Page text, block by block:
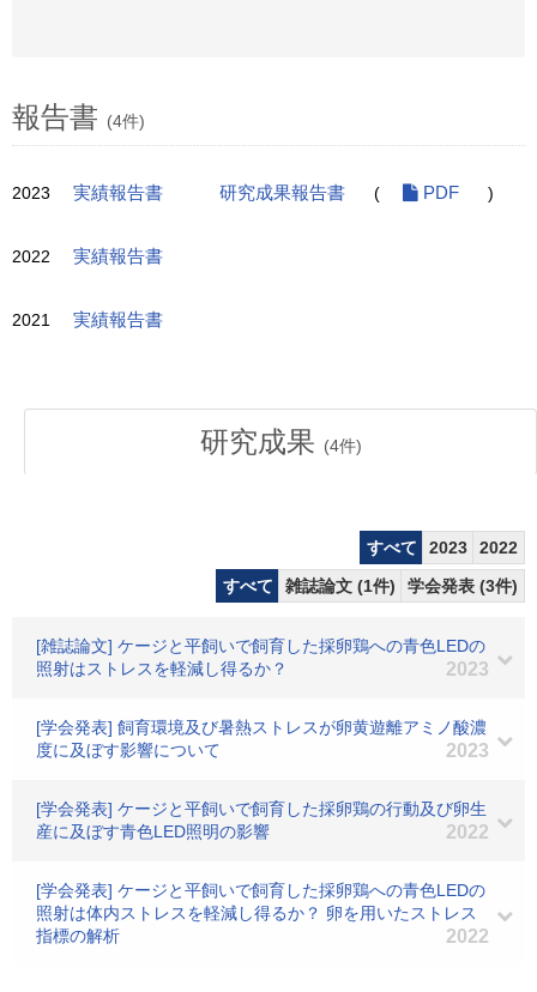
報告書 (4件)
2023 実績報告書 研究成果報告書 ( PDF )
2022 実績報告書
2021 実績報告書
研究成果 (4件)
すべて 2023
2022
すべて
雑誌論文 (1件) 学会発表 (3件)
[雑誌論文] ケージと平飼いで飼育した採卵鶏への青色LEDの
照射はストレスを軽減し得るか？
2023
[学会発表] 飼育環境及び暑熱ストレスが卵黄遊離アミノ酸濃
度に及ぼす影響について
2023
[学会発表] ケージと平飼いで飼育した採卵鶏の行動及び卵生
産に及ぼす青色LED照明の影響
2022
[学会発表] ケージと平飼いで飼育した採卵鶏への青色LEDの
照射は体内ストレスを軽減し得るか？ 卵を用いたストレス
指標の解析
2022